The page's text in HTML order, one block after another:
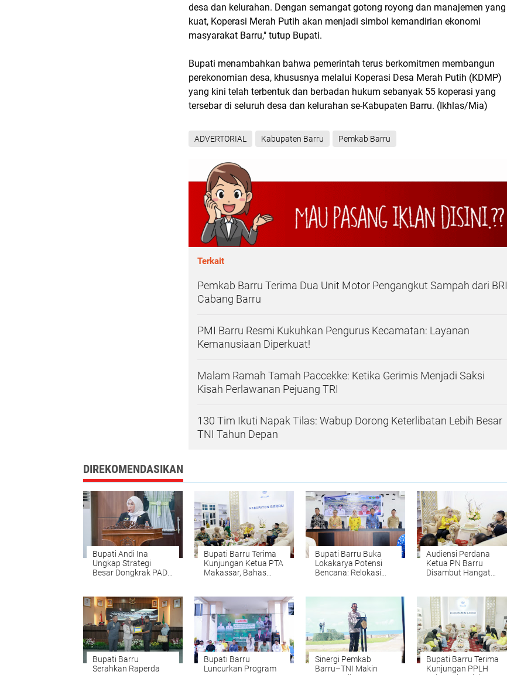
desa dan kelurahan. Dengan semangat gotong royong dan manajemen yang
kuat, Koperasi Merah Putih akan menjadi simbol kemandirian ekonomi
masyarakat Barru," tutup Bupati.
Bupati menambahkan bahwa pemerintah terus berkomitmen membangun
perekonomian desa, khususnya melalui Koperasi Desa Merah Putih (KDMP)
yang kini telah terbentuk dan berbadan hukum sebanyak 55 koperasi yang
tersebar di seluruh desa dan kelurahan se-Kabupaten Barru. (Ikhlas/Mia)
ADVERTORIAL Kabupaten Barru Pemkab Barru
Terkait
Pemkab Barru Terima Dua Unit Motor Pengangkut Sampah dari BRI
Cabang Barru
PMI Barru Resmi Kukuhkan Pengurus Kecamatan: Layanan
Kemanusiaan Diperkuat!
Malam Ramah Tamah Paccekke: Ketika Gerimis Menjadi Saksi
Kisah Perlawanan Pejuang TRI
130 Tim Ikuti Napak Tilas: Wabup Dorong Keterlibatan Lebih Besar
TNI Tahun Depan
DIREKOMENDASIKAN
Bupati Andi Ina
Ungkap Strategi
Besar Dongkrak PAD
Bupati Barru Terima
Kunjungan Ketua PTA
Makassar, Bahas
Keagamaan
Bupati Barru Buka
Lokakarya Potensi
Bencana: Relokasi
Audiensi Perdana
Ketua PN Barru
Disambut Hangat
Bupati Barru
Serahkan Raperda
Bupati Barru
Luncurkan Program
Sinergi Pemkab
Barru–TNI Makin
Bupati Barru Terima
Kunjungan PPLH